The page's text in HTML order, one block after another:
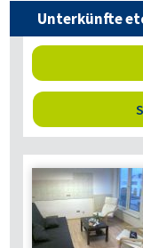
Unterkünfte